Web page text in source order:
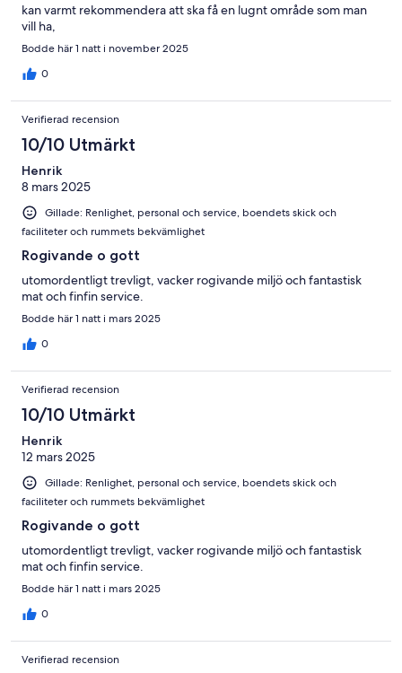
kan varmt rekommendera att ska få en lugnt område som man
vill ha,
Bodde här 1 natt i november 2025
0
Verifierad recension
10/10 Utmärkt
Henrik
8 mars 2025
Gillade: Renlighet, personal och service, boendets skick och
faciliteter och rummets bekvämlighet
Rogivande o gott
utomordentligt trevligt, vacker rogivande miljö och fantastisk
mat och finfin service.
Bodde här 1 natt i mars 2025
0
Verifierad recension
10/10 Utmärkt
Henrik
12 mars 2025
Gillade: Renlighet, personal och service, boendets skick och
faciliteter och rummets bekvämlighet
Rogivande o gott
utomordentligt trevligt, vacker rogivande miljö och fantastisk
mat och finfin service.
Bodde här 1 natt i mars 2025
0
Verifierad recension